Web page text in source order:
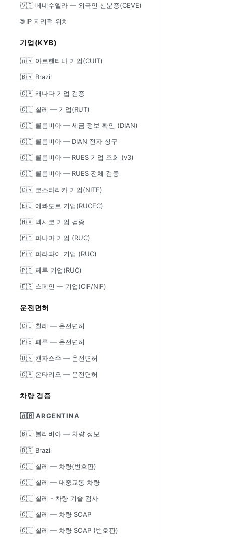
🇻🇪 베네수엘라 — 외국인 신분증(CEVE)
🌐 IP 지리적 위치
기업(KYB)
🇦🇷 아르헨티나 기업(CUIT)
🇧🇷 Brazil
🇨🇦 캐나다 기업 검증
🇨🇱 칠레 — 기업(RUT)
🇨🇴 콜롬비아 — 세금 정보 확인 (DIAN)
🇨🇴 콜롬비아 — DIAN 전자 청구
🇨🇴 콜롬비아 — RUES 기업 조회 (v3)
🇨🇴 콜롬비아 — RUES 전체 검증
🇨🇷 코스타리카 기업(NITE)
🇪🇨 에콰도르 기업(RUCEC)
🇲🇽 멕시코 기업 검증
🇵🇦 파나마 기업 (RUC)
🇵🇾 파라과이 기업 (RUC)
🇵🇪 페루 기업(RUC)
🇪🇸 스페인 — 기업(CIF/NIF)
운전면허
🇨🇱 칠레 — 운전면허
🇵🇪 페루 — 운전면허
🇺🇸 캔자스주 — 운전면허
🇨🇦 온타리오 — 운전면허
차량 검증
🇦🇷 ARGENTINA
🇧🇴 볼리비아 — 차량 정보
🇧🇷 Brazil
🇨🇱 칠레 — 차량(번호판)
🇨🇱 칠레 — 대중교통 차량
🇨🇱 칠레 - 차량 기술 검사
🇨🇱 칠레 — 차량 SOAP
🇨🇱 칠레 — 차량 SOAP (번호판)